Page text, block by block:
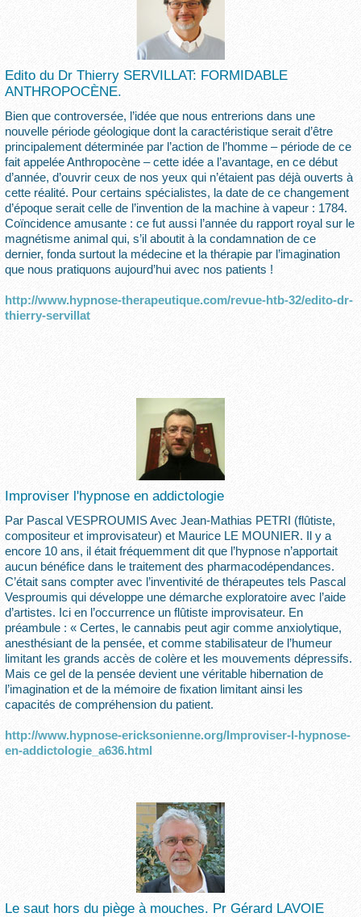
Edito du Dr Thierry SERVILLAT: FORMIDABLE
ANTHROPOCÈNE.
Bien que controversée, l’idée que nous entrerions dans une
nouvelle période géologique dont la caractéristique serait d’être
principalement déterminée par l’action de l’homme – période de ce
fait appelée Anthropocène – cette idée a l’avantage, en ce début
d’année, d’ouvrir ceux de nos yeux qui n’étaient pas déjà ouverts à
cette réalité. Pour certains spécialistes, la date de ce changement
d’époque serait celle de l’invention de la machine à vapeur : 1784.
Coïncidence amusante : ce fut aussi l’année du rapport royal sur le
magnétisme animal qui, s’il aboutit à la condamnation de ce
dernier, fonda surtout la médecine et la thérapie par l’imagination
que nous pratiquons aujourd’hui avec nos patients !
http://www.hypnose-therapeutique.com/revue-htb-32/edito-dr-
thierry-servillat
Improviser l'hypnose en addictologie
Par Pascal VESPROUMIS Avec Jean-Mathias PETRI (flûtiste,
compositeur et improvisateur) et Maurice LE MOUNIER. Il y a
encore 10 ans, il était fréquemment dit que l’hypnose n’apportait
aucun bénéfice dans le traitement des pharmacodépendances.
C’était sans compter avec l’inventivité de thérapeutes tels Pascal
Vesproumis qui développe une démarche exploratoire avec l’aide
d’artistes. Ici en l’occurrence un flûtiste improvisateur. En
préambule : « Certes, le cannabis peut agir comme anxiolytique,
anesthésiant de la pensée, et comme stabilisateur de l’humeur
limitant les grands accès de colère et les mouvements dépressifs.
Mais ce gel de la pensée devient une véritable hibernation de
l’imagination et de la mémoire de fixation limitant ainsi les
capacités de compréhension du patient.
http://www.hypnose-ericksonienne.org/Improviser-l-hypnose-
en-addictologie_a636.html
Le saut hors du piège à mouches. Pr Gérard LAVOIE